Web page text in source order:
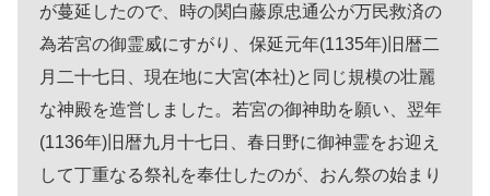
が蔓延したので、時の関白藤原忠通公が万民救済の
為若宮の御霊威にすがり、保延元年(1135年)旧暦二
月二十七日、現在地に大宮(本社)と同じ規模の壮麗
な神殿を造営しました。若宮の御神助を願い、翌年
(1136年)旧暦九月十七日、春日野に御神霊をお迎え
して丁重なる祭礼を奉仕したのが、おん祭の始まり